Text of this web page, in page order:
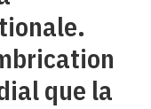
que la